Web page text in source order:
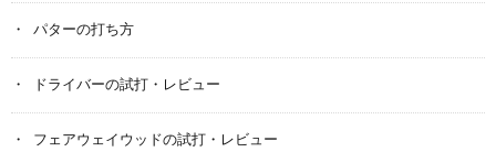
パターの打ち方
ドライバーの試打・レビュー
フェアウェイウッドの試打・レビュー